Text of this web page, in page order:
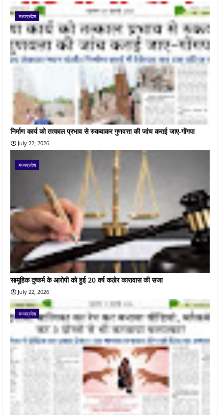
मध्यप्रदेश
निर्माण कार्य को तत्काल प्रभाव से रुकवाकर गुणवत्ता की जांच कराई जाए-गोंगपा
July 22, 2026
मध्यप्रदेश
सामूहिक दुष्कर्म के आरोपी को हुई 20 वर्ष कठोर कारावास की सजा
July 22, 2026
मध्यप्रदेश